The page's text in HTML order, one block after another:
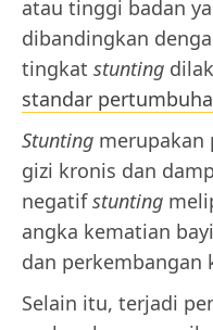
atau tinggi badan
dibandingkan
tingkat stunting
standar
Stunting merupakan
gizi kronis dan
negatifstunting
angka kematian
dan perkembangan
Selain itu, terjadi